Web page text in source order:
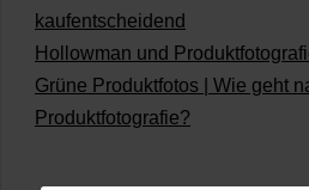
kaufentscheidend
Hollowman und
Grüne Produktfotos | Wie geht
Produktfotografie?